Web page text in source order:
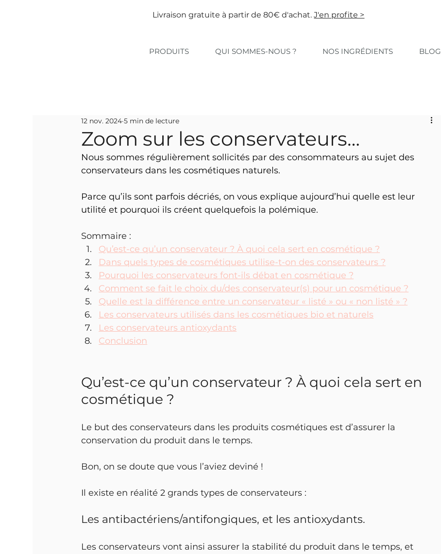
Livraison gratuite à partir de 80€ d'achat.J'en profite >
PRODUITS QUI SOMMES-NOUS ? NOS INGRÉDIENTS BLOG
Zoom sur les conservateurs…
12 nov. 2024 5 min de lecture
Nous sommes régulièrement sollicités par des consommateurs au sujet des
conservateurs dans les cosmétiques naturels.
Parce qu’ils sont parfois décriés, on vous explique aujourd’hui quelle est leur
utilité et pourquoi ils créent quelquefois la polémique.
Sommaire :
Qu’est-ce qu’un conservateur ? À quoi cela sert en cosmétique ?
Dans quels types de cosmétiques utilise-t-on des conservateurs ?
Pourquoi les conservateurs font-ils débat en cosmétique ?
Comment se fait le choix du/des conservateur(s) pour un cosmétique ?
Quelle est la différence entre un conservateur « listé » ou « non listé » ?
Les conservateurs utilisés dans les cosmétiques bio et naturels
Les conservateurs antioxydants
Conclusion
Qu’est-ce qu’un conservateur ? À quoi cela sert en
cosmétique ?
Le but des conservateurs dans les produits cosmétiques est d’assurer la
conservation du produit dans le temps.
Bon, on se doute que vous l’aviez deviné !
Il existe en réalité 2 grands types de conservateurs :
Les antibactériens/antifongiques, et les antioxydants.
Les conservateurs vont ainsi assurer la stabilité du produit dans le temps, et